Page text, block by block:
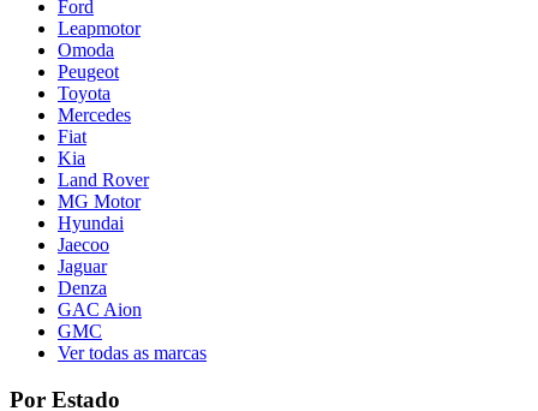
Ford
Leapmotor
Omoda
Peugeot
Toyota
Mercedes
Fiat
Kia
Land Rover
MG Motor
Hyundai
Jaecoo
Jaguar
Denza
GAC Aion
GMC
Ver todas as marcas
Por Estado